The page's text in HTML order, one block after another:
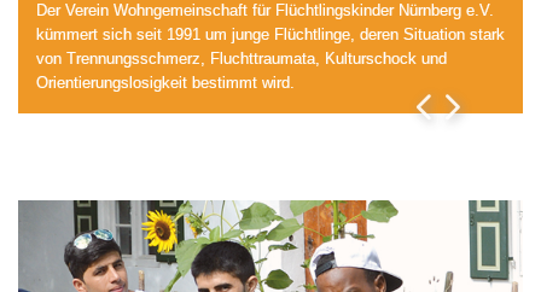
Der Verein Wohngemeinschaft für Flüchtlingskinder Nürnberg e.V.
kümmert sich seit 1991 um junge Flüchtlinge, deren Situation stark
von Trennungsschmerz, Fluchttraumata, Kulturschock und
Orientierungslosigkeit bestimmt wird.